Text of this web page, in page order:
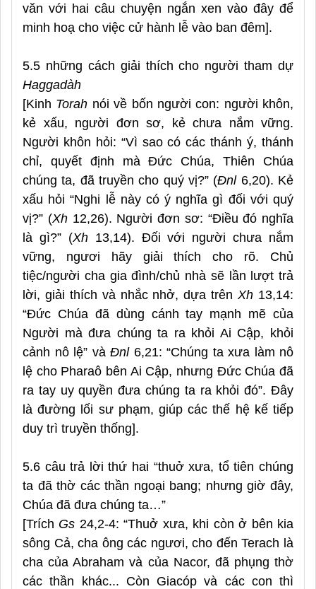
văn với hai câu chuyện ngắn xen vào đây để
minh hoạ cho việc cử hành lễ vào ban đêm].
5.5 những cách giải thích cho người tham dự
Haggadàh
[Kinh Torah nói về bốn người con: người khôn,
kẻ xấu, người đơn sơ, kẻ chưa nắm vững.
Người khôn hỏi: “Vì sao có các thánh ý, thánh
chỉ, quyết định mà Đức Chúa, Thiên Chúa
chúng ta, đã truyền cho quý vị?” (Đnl6,20). Kẻ
xấu hỏi “Nghi lễ này có ý nghĩa gì đối với quý
vị?” (Xh12,26). Người đơn sơ: “Điều đó nghĩa
là gì?” (Xh13,14). Đối với người chưa nắm
vững, ngươi hãy giải thích cho rõ. Chủ
tiệc/người cha gia đình/chủ nhà sẽ lần lượt trả
lời, giải thích và nhắc nhở, dựa trênXh 13,14:
“Đức Chúa đã dùng cánh tay mạnh mẽ của
Người mà đưa chúng ta ra khỏi Ai Cập, khỏi
cảnh nô lệ” và Đnl6,21: “Chúng ta xưa làm nô
lệ cho Pharaô bên Ai Cập, nhưng Đức Chúa đã
ra tay uy quyền đưa chúng ta ra khỏi đó”. Đây
là đường lối sư phạm, giúp các thế hệ kế tiếp
duy trì truyền thống].
5.6 câu trả lời thứ hai “thuở xưa, tổ tiên chúng
ta đã thờ các thần ngoại bang; nhưng giờ đây,
Chúa đã đưa chúng ta…”
[Trích Gs 24,2-4: “Thuở xưa, khi còn ở bên kia
sông Cả, cha ông các ngươi, cho đến Terach là
cha của Abraham và của Nacor, đã phụng thờ
các thần khác... Còn Giacóp và các con thì